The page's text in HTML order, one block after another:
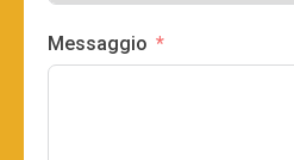
Messaggio